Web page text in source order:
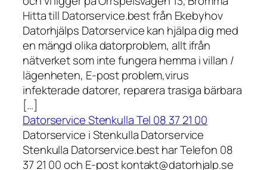
Hitta till Datorservice.best från Ekebyhov
Datorhjälps Datorservice kan hjälpa dig med
en mängd olika datorproblem, allt ifrån
nätverket som inte fungera hemma i villan /
lägenheten, E-post problem,virus
infekterade datorer, reparera trasiga bärbara
[…]
Datorservice Stenkulla Tel 08 37 21 00
Datorservice i Stenkulla Datorservice
Stenkulla Datorservice.best har Telefon 08
37 21 00 och E-post kontakt@datorhjalp.se